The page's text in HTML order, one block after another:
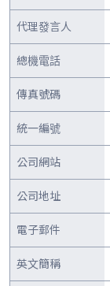
代理發言人
總機電話
傳真號碼
統一編號
公司網站
公司地址
電子郵件
英文簡稱